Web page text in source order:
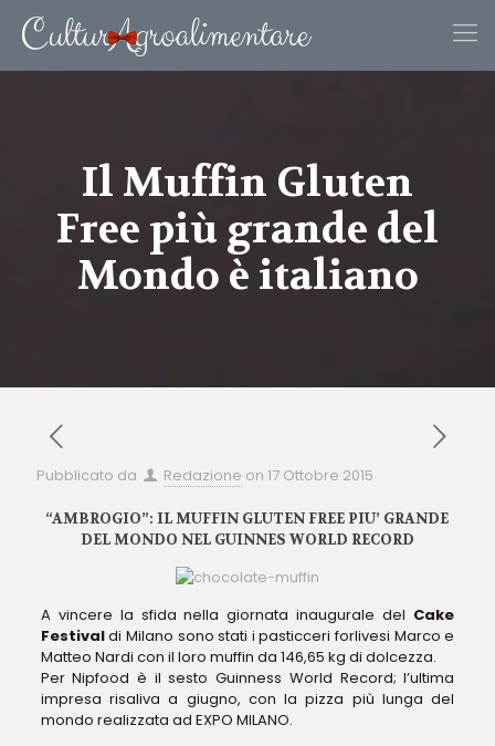
Il Muffin Gluten
Free più grande del
Mondo è italiano
Pubblicato da Redazione on 17 Ottobre 2015
“AMBROGIO”: IL MUFFIN GLUTEN FREE PIU’ GRANDE
DEL MONDO NEL GUINNES WORLD RECORD
A vincere la sfida nella giornata inaugurale del Cake
Festivaldi Milano sono stati i pasticceri forlivesi Marco e
Matteo Nardi con il loro muffin da 146,65 kg di dolcezza.
Per Nipfood è il sesto Guinness World Record; l’ultima
impresa risaliva a giugno, con la pizza più lunga del
mondo realizzata ad EXPO MILANO.